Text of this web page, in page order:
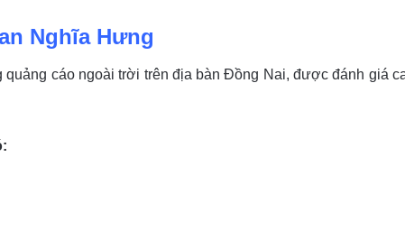
Nghĩa Hưng
quảng cáo ngoài trời trên địa bàn Đồng Nai, được đánh giá